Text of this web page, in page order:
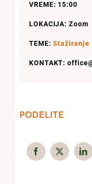
VREME: 15:00
LOKACIJA: Zoom
TEME:Stažiranje
KONTAKT:
PODELITE